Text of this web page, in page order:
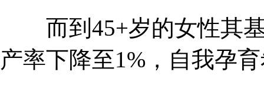
而到45+岁的女性其基
产率下降至1%，自我孕